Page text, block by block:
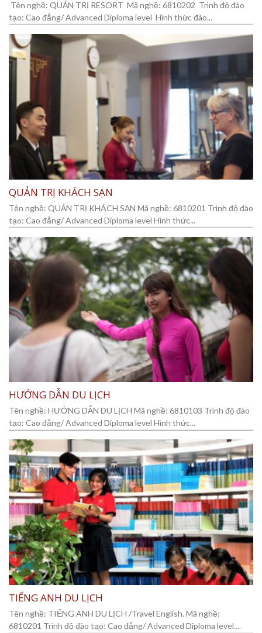
Tên nghề: QUẢN TRỊ RESORT Mã nghề: 6810202 Trình độ đào
tạo: Cao đẳng/ Advanced Diploma level Hình thức đào...
QUẢN TRỊ KHÁCH SẠN
Tên nghề: QUẢN TRỊ KHÁCH SẠN Mã nghề: 6810201 Trình độ đào
tạo: Cao đẳng/ Advanced Diploma level Hình thức...
HƯỚNG DẪN DU LỊCH
Tên nghề: HƯỚNG DẪN DU LỊCH Mã nghề: 6810103 Trình độ đào
tạo: Cao đẳng/ Advanced Diploma level Hình thức...
TIẾNG ANH DU LỊCH
Tên nghề: TIẾNG ANH DU LỊCH /Travel English. Mã nghề:
6810201 Trình độ đào tạo: Cao đẳng/ Advanced Diploma level....